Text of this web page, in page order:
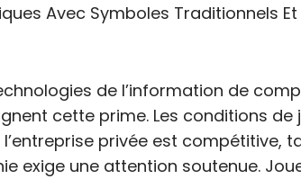
Avec Symboles Traditionnels
de l’information de
cette prime. Les conditions de
privée est compétitive,
exige une attention soutenue.